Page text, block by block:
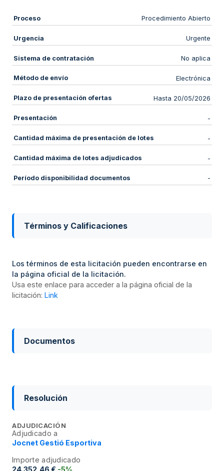
Proceso Procedimiento Abierto
Urgencia Urgente
Sistema de contratación No aplica
Método de envío Electrónica
Plazo de presentación ofertas Hasta 20/05/2026
Presentación -
Cantidad máxima de presentación de lotes -
Cantidad máxima de lotes adjudicados -
Período disponibilidad documentos -
Términos y Calificaciones
Los términos de esta licitación pueden encontrarse en
la página oficial de la licitación.
Usa este enlace para acceder a la página oficial de la
licitación: Link
Documentos
Resolución
ADJUDICACIÓN
Adjudicado a
Jocnet Gestió Esportiva
Importe adjudicado
24.352,46 € -5%